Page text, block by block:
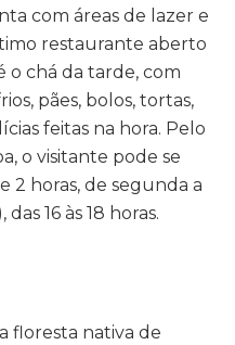
com áreas de lazer e
restaurante aberto
o chá da tarde, com
pães, bolos, tortas,
feitas na hora. Pelo
o visitante pode se
2 horas, de segunda a
16 às 18 horas.
floresta nativa de